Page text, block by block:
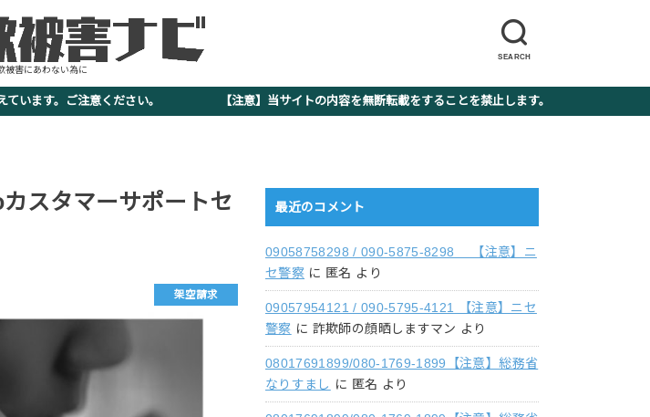
SEARCH
被害にあわない為に
えています。ご注意ください。 【注意】当サイトの内容を無断転載をすることを禁止します。
スタマーサポートセ
架空請求
最近のコメント
09058758298 / 090-5875-8298 【注意】ニ
セ警察 に 匿名 より
09057954121 / 090-5795-4121 【注意】ニセ
警察 に 詐欺師の顔晒しますマン より
08017691899/080-1769-1899【注意】総務省
なりすまし に 匿名 より